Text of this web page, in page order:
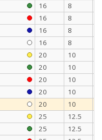
16 8
16 8
16 8
16 8
20 10
20 10
20 10
20 10
20 10
25 12.5
25 12.5